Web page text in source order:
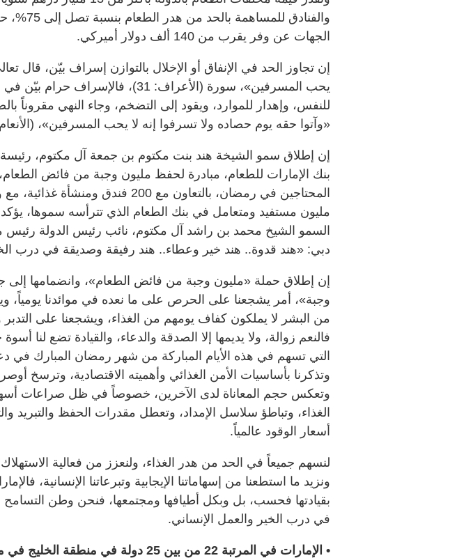
والفنادق
الجهات عن وفر يقرب من 140 ألف دولار أميركي.
إن تجاوز الحد في الإنفاق أو الإخلال بالتوازن إسراف بيّن، قال
يحب المسرفين»، سورة (الأعراف: 31)،
للنفس، وإهدار للموارد، ويقود إلى التضخم، وجاء النهي مقروناً
«وآتوا حقه يوم حصاده ولا تسرفوا إنه لا يحب المسرفين»، (الأنعام:
إن إطلاق سمو الشيخة هند بنت مكتوم بن جمعة آل مكتوم،
بنك الإمارات للطعام، مبادرة لحفظ مليون وجبة من فائض
مليون مستفيد ومتعامل في بنك الطعام الذي تترأسه سموها،
السمو الشيخ محمد بن راشد آل مكتوم، نائب رئيس الدولة رئيس
دبي: «هند قدوة.. هند خير وعطاء.. هند رفيقة وصديقة في درب
إن إطلاق حملة «مليون وجبة من فائض الطعام»، وانضمامها إلى
وجبة»، أمر يشجعنا على الحرص على ما نعده في موائدنا يومياً،
من البشر لا يملكون كفاف يومهم من الغذاء، ويشجعنا على التدبر
فالنعم زوالة، ولا يديمها إلا الصدقة والدعاء، والقيادة تضع لنا
التي تسهم في هذه الأيام المباركة من شهر رمضان المبارك في
وتذكرنا بأساسيات الأمن الغذائي وأهميته الاقتصادية، وترسخ أوصر
وتعكس حجم المعاناة لدى الآخرين، خصوصاً في ظل صراعات
الغذاء، وتباطؤ سلاسل الإمداد، وتعطل مقدرات الحفظ والتبريد
أسعار الوقود عالمياً.
لنسهم جميعاً في الحد من هدر الغذاء، ولنعزز من فعالية
ونزيد ما استطعنا من إسهاماتنا الإيجابية وتبرعاتنا الإنسانية،
بقيادتها فحسب، بل وبكل أطيافها ومجتمعها، فنحن وطن التسامح
في درب الخير والعمل الإنساني.
• الإمارات في المرتبة 22 من بين 25 دولة في